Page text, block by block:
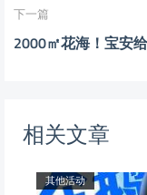
下一篇
2000㎡花海！宝安
相关文章
其他活动